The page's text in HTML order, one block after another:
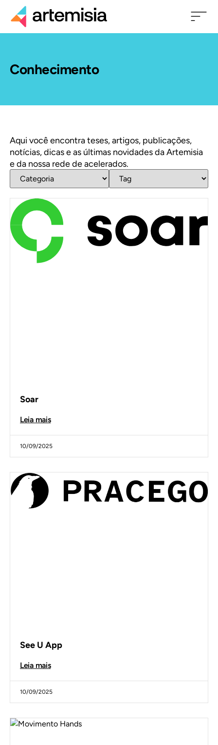
Conhecimento
Aqui você encontra teses, artigos, publicações,
notícias, dicas e as últimas novidades da Artemisia
e da nossa rede de acelerados.
Soar
Leia mais
10/09/2025
See U App
Leia mais
10/09/2025